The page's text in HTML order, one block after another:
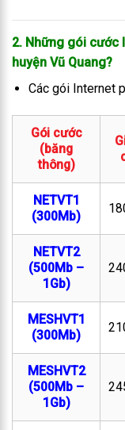
2. Những gói cước
huyện Vũ Quang?
Các gói Internet
Gói cước
(băng
thông)
NETVT1
(300Mb)
NETVT2
(500Mb –
1Gb)
MESHVT1
(300Mb)
MESHVT2
(500Mb –
1Gb)